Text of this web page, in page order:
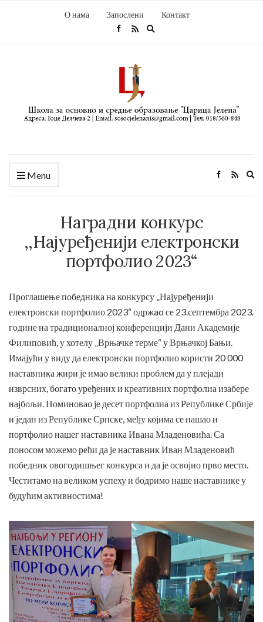
О нама Запослени Контакт
Menu
Наградни конкурс
,,Најуређенији електронски
портфолио 2023“
Проглашење победника на конкурсу „Најуређенији
електронски портфолио 2023“ одржao се 23.септембра 2023.
године на традиционалној конференцији Дани Академије
Филиповић, у хотелу „Врњачке терме“ у Врњачкој Бањи.
Имајући у виду да електронски портфолио користи 20 000
наставника жири је имао велики проблем да у плејади
изврсних, богато уређених и креативних портфолиа изабере
најбољи. Номиновао је десет портфолиа из Републике Србије
и један из Републике Српске, међу којима се нашао и
портфолио нашег наставника Ивана Младеновића. Са
поносом можемо рећи да је наставник Иван Младеновић
победник овогодишњег конкурса и да је освојио прво место.
Честитамо на великом успеху и бодримо наше наставнике у
будућим активностима!